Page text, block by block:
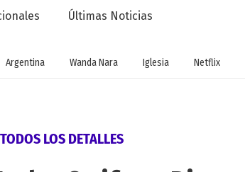
Últimas Noticias
Argentina Wanda Nara Iglesia Netflix
TODOS LOS DETALLES